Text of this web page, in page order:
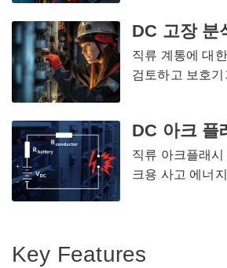
DC 고장 분
직류 계통에 대
검토하고 보호
DC 아크 플
직류 아크플래
크용 사고 에너
Key Features